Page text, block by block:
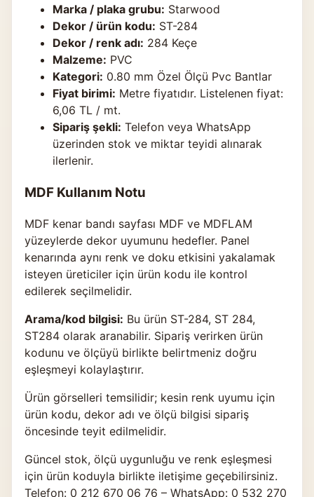
Marka / plaka grubu: Starwood
Dekor / ürün kodu: ST-284
Dekor / renk adı: 284 Keçe
Malzeme: PVC
Kategori: 0.80 mm Özel Ölçü Pvc Bantlar
Fiyat birimi: Metre fiyatıdır. Listelenen fiyat:
6,06 TL / mt.
Sipariş şekli: Telefon veya WhatsApp
üzerinden stok ve miktar teyidi alınarak
ilerlenir.
MDF Kullanım Notu
MDF kenar bandı sayfası MDF ve MDFLAM
yüzeylerde dekor uyumunu hedefler. Panel
kenarında aynı renk ve doku etkisini yakalamak
isteyen üreticiler için ürün kodu ile kontrol
edilerek seçilmelidir.
Arama/kod bilgisi: Bu ürün ST-284, ST 284,
ST284 olarak aranabilir. Sipariş verirken ürün
kodunu ve ölçüyü birlikte belirtmeniz doğru
eşleşmeyi kolaylaştırır.
Ürün görselleri temsilidir; kesin renk uyumu için
ürün kodu, dekor adı ve ölçü bilgisi sipariş
öncesinde teyit edilmelidir.
Güncel stok, ölçü uygunluğu ve renk eşleşmesi
için ürün koduyla birlikte iletişime geçebilirsiniz.
Telefon: 0 212 670 06 76 – WhatsApp: 0 532 270